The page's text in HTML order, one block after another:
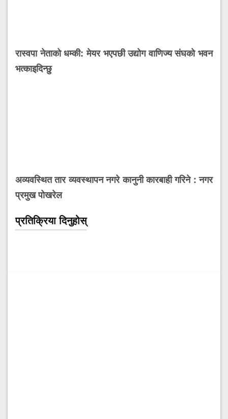
रास्वपा नेताको धम्की: मेयर भएपछी उद्योग वाणिज्य संघको भवन
भत्काइदिन्छु
अव्यवस्थित तार व्यवस्थापन नगरे कानुनी कारबाही गरिने : नगर
प्रमुख पोखरेल
प्रतिक्रिया दिनुहोस्